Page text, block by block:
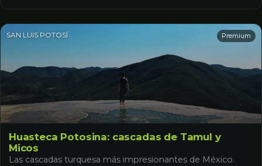
SAN LUIS POTOSÍ Premium
Huasteca Potosina: cascadas de Tamul y
Micos
Las cascadas turquesa más impresionantes de México.